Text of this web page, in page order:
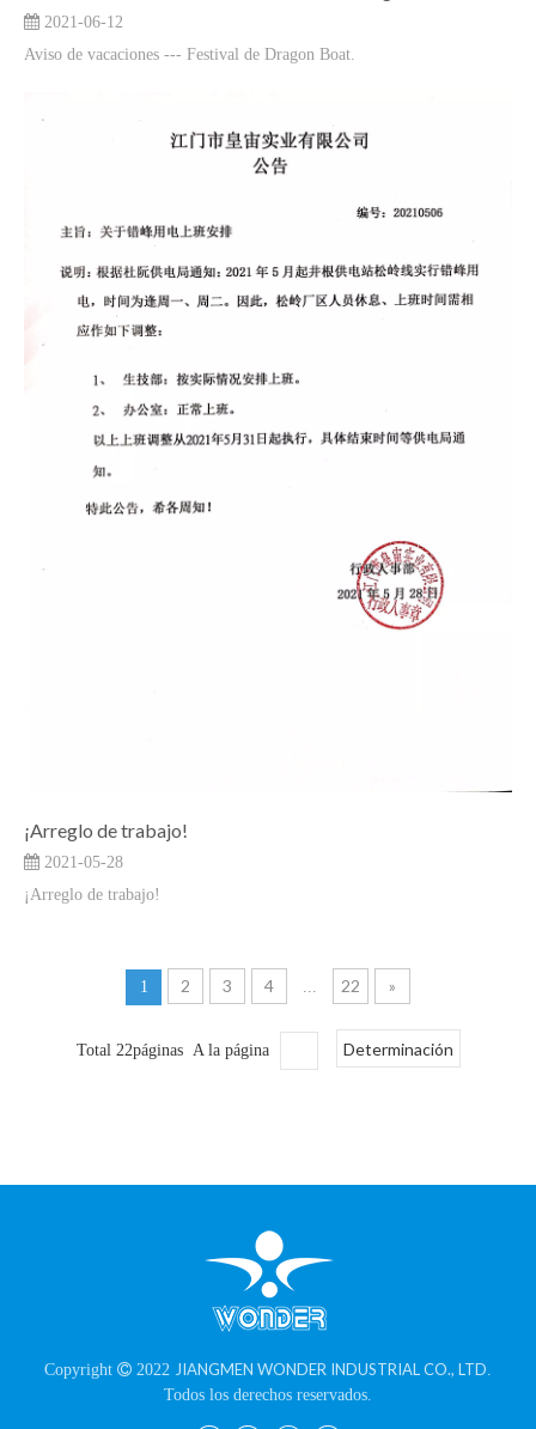
2021-06-12
Aviso de vacaciones --- Festival de Dragon Boat.
¡Arreglo de trabajo!
2021-05-28
¡Arreglo de trabajo!
1 2 3 4 22 »
Total 22páginas A la página Determinación
Copyright  2022 JIANGMEN WONDER INDUSTRIAL CO., LTD
Todos los derechos reservados.